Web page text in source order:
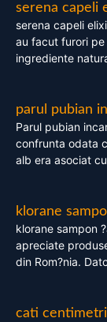
serena capeli
serena capeli
au facut furori pe
ingrediente
parul pubian
Parul pubian
confrunta odata
alb era asociat
klorane
klorane sampon
apreciate
din Rom?nia.
cati